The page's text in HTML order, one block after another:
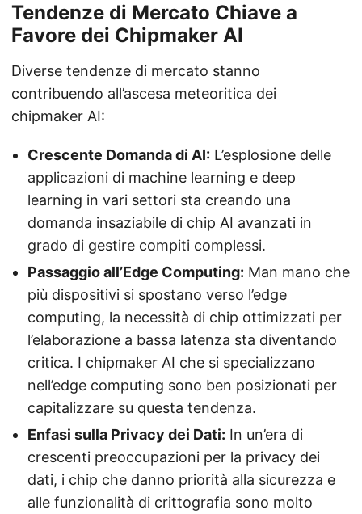
Tendenze di Mercato Chiave a
Favore dei Chipmaker AI
Diverse tendenze di mercato stanno
contribuendo all’ascesa meteoritica dei
chipmaker AI:
Crescente Domanda di AI: L’esplosione delle
applicazioni di machine learning e deep
learning in vari settori sta creando una
domanda insaziabile di chip AI avanzati in
grado di gestire compiti complessi.
Passaggio all’Edge Computing: Man mano che
più dispositivi si spostano verso l’edge
computing, la necessità di chip ottimizzati per
l’elaborazione a bassa latenza sta diventando
critica. I chipmaker AI che si specializzano
nell’edge computing sono ben posizionati per
capitalizzare su questa tendenza.
Enfasi sulla Privacy dei Dati: In un’era di
crescenti preoccupazioni per la privacy dei
dati, i chip che danno priorità alla sicurezza e
alle funzionalità di crittografia sono molto